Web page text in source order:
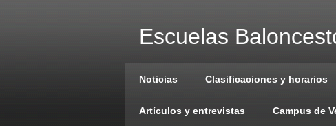
Escuelas
Noticias Clasificaciones y horarios
Artículos y entrevistas Campus de